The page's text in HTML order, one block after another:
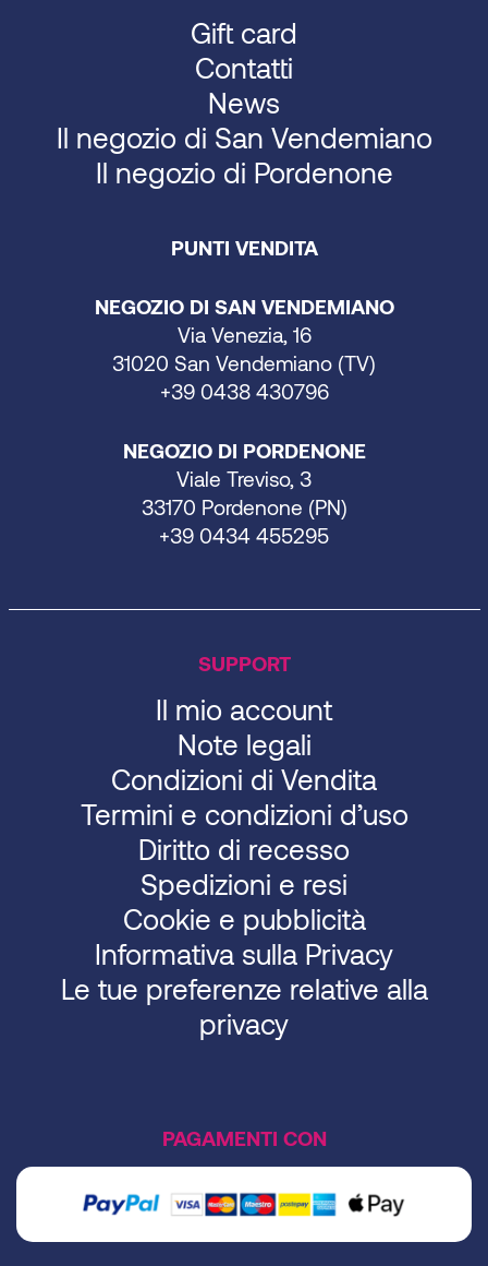
Gift card
Contatti
News
Il negozio di San Vendemiano
Il negozio di Pordenone
PUNTI VENDITA
NEGOZIO DI SAN VENDEMIANO
Via Venezia, 16
31020 San Vendemiano (TV)
+39 0438 430796
NEGOZIO DI PORDENONE
Viale Treviso, 3
33170 Pordenone (PN)
+39 0434 455295
SUPPORT
Il mio account
Note legali
Condizioni di Vendita
Termini e condizioni d’uso
Diritto di recesso
Spedizioni e resi
Cookie e pubblicità
Informativa sulla Privacy
Le tue preferenze relative alla
privacy
PAGAMENTI CON